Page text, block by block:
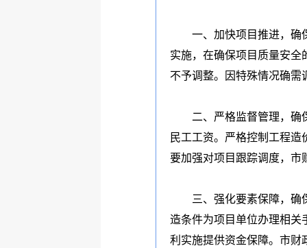
一、加快项目推进，确
实施，在确保项目质量安全
不予调整。因特殊情况确需
二、严格监督管理，确
民工工资。严格控制工程
要加强对项目跟踪调度，市
三、强化要素保障，确
造条件为项目单位办理相关
利实施提供资金保障。市财